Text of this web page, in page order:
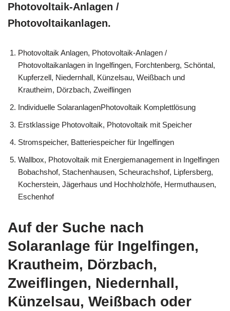
Photovoltaik-Anlagen /
Photovoltaikanlagen.
Photovoltaik Anlagen, Photovoltaik-Anlagen /
Photovoltaikanlagen in Ingelfingen, Forchtenberg, Schöntal,
Kupferzell, Niedernhall, Künzelsau, Weißbach und
Krautheim, Dörzbach, Zweiflingen
Individuelle SolaranlagenPhotovoltaik Komplettlösung
Erstklassige Photovoltaik, Photovoltaik mit Speicher
Stromspeicher, Batteriespeicher für Ingelfingen
Wallbox, Photovoltaik mit Energiemanagement in Ingelfingen
Bobachshof, Stachenhausen, Scheurachshof, Lipfersberg,
Kocherstein, Jägerhaus und Hochholzhöfe, Hermuthausen,
Eschenhof
Auf der Suche nach
Solaranlage für Ingelfingen,
Krautheim, Dörzbach,
Zweiflingen, Niedernhall,
Künzelsau, Weißbach oder